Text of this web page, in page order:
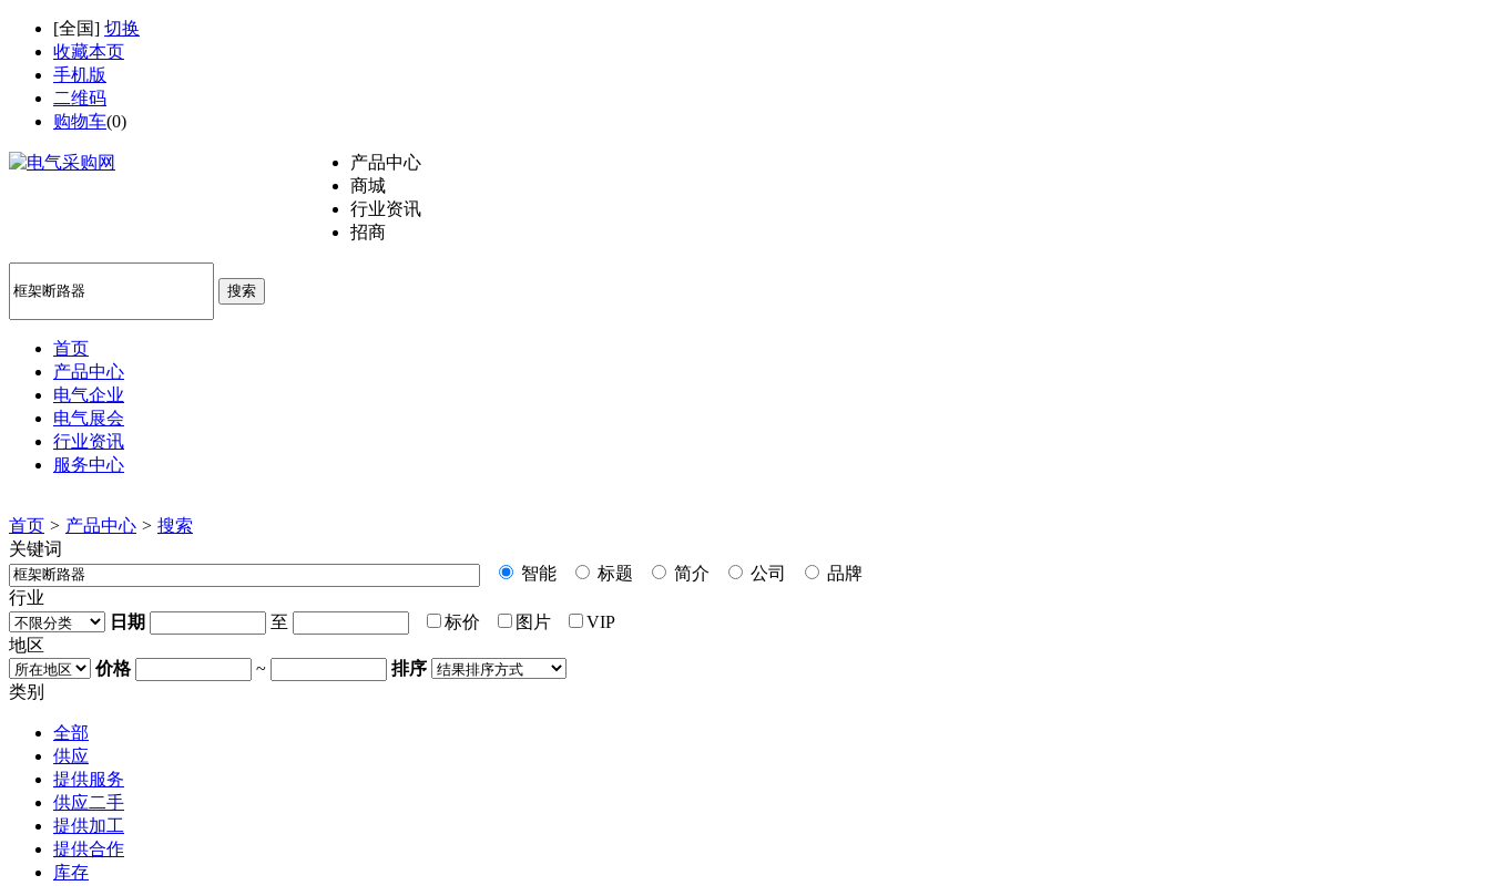
[全国] 切换
收藏本页
手机版
二维码
购物车(0)
产品中心
商城
行业资讯
招商
搜索
首页
产品中心
电气企业
电气展会
行业资讯
服务中心
首页 > 产品中心 > 搜索
关键词
智能
标题 简介 公司
品牌
行业
日期
至 标价 图片
VIP
地区
价格
~
排序
类别
全部
供应
提供服务
供应二手
提供加工
提供合作
库存